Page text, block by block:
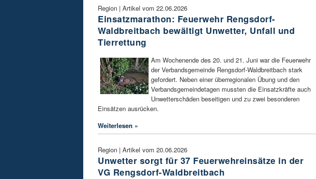
Region | Artikel vom 22.06.2026
Einsatzmarathon: Feuerwehr Rengsdorf-
Waldbreitbach bewältigt Unwetter, Unfall und
Tierrettung
Am Wochenende des 20. und 21. Juni war die Feuerwehr
der Verbandsgemeinde Rengsdorf-Waldbreitbach stark
gefordert. Neben einer überregionalen Übung und den
Verbandsgemeindetagen mussten die Einsatzkräfte auch
Unwetterschäden beseitigen und zu zwei besonderen
Einsätzen ausrücken.
Weiterlesen »
Region | Artikel vom 20.06.2026
Unwetter sorgt für 37 Feuerwehreinsätze in der
VG Rengsdorf-Waldbreitbach